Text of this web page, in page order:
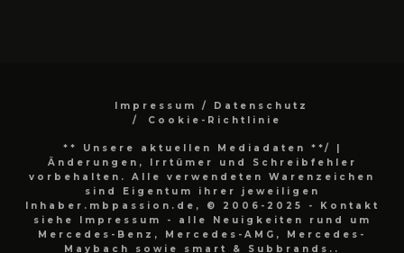
Impressum / Datenschutz
Cookie-Richtlinie
** Unsere aktuellen Mediadaten **/
Änderungen, Irrtümer und Schreibfehler
vorbehalten. Alle verwendeten Warenzeichen
sind Eigentum ihrer jeweiligen
Inhaber.mbpassion.de, © 2006-2025 - Kontakt
siehe Impressum - alle Neuigkeiten rund um
Mercedes-Benz, Mercedes-AMG, Mercedes-
Maybach sowie smart & Subbrands..